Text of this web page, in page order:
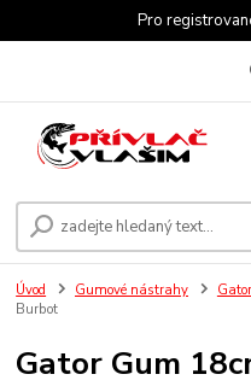
Pro
Úvod Gumové nástrahy Gator
Burbot
Gator Gum